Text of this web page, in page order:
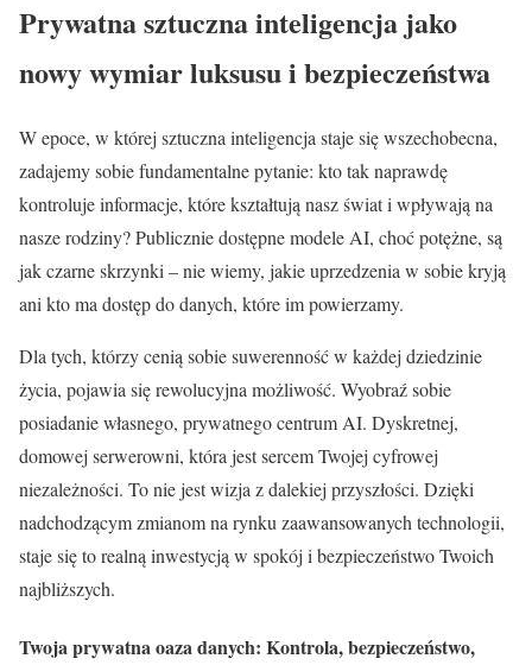
Prywatna sztuczna inteligencja jako
nowy wymiar luksusu i bezpieczeństwa
W epoce, w której sztuczna inteligencja staje się wszechobecna,
zadajemy sobie fundamentalne pytanie: kto tak naprawdę
kontroluje informacje, które kształtują nasz świat i wpływają na
nasze rodziny? Publicznie dostępne modele AI, choć potężne, są
jak czarne skrzynki – nie wiemy, jakie uprzedzenia w sobie kryją
ani kto ma dostęp do danych, które im powierzamy.
Dla tych, którzy cenią sobie suwerenność w każdej dziedzinie
życia, pojawia się rewolucyjna możliwość. Wyobraź sobie
posiadanie własnego, prywatnego centrum AI. Dyskretnej,
domowej serwerowni, która jest sercem Twojej cyfrowej
niezależności. To nie jest wizja z dalekiej przyszłości. Dzięki
nadchodzącym zmianom na rynku zaawansowanych technologii,
staje się to realną inwestycją w spokój i bezpieczeństwo Twoich
najbliższych.
Twoja prywatna oaza danych: Kontrola, bezpieczeństwo,